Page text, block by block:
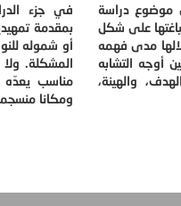
موضوع دراسة
على شكل
مدى فهمه
أوجه التشابه
والهينة،
في جزء
بمقدمة
أو شموله
المشكلة.
مناسب يعدّه
ومكانا